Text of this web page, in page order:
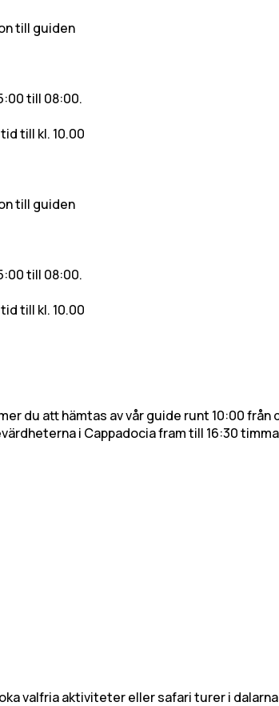
till guiden
till 08:00.
till kl. 10.00
till guiden
till 08:00.
till kl. 10.00
du att hämtas av vår guide runt 10:00 från
i Cappadocia fram till 16:30
valfria aktiviteter eller safari turer i